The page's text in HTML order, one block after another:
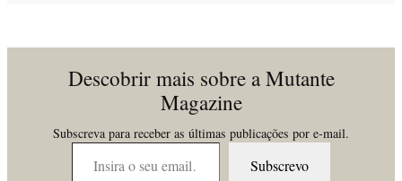
Descobrir mais sobre a Mutante
Magazine
Subscreva para receber as últimas publicações por e-mail.
Insira o seu email…
Subscrevo